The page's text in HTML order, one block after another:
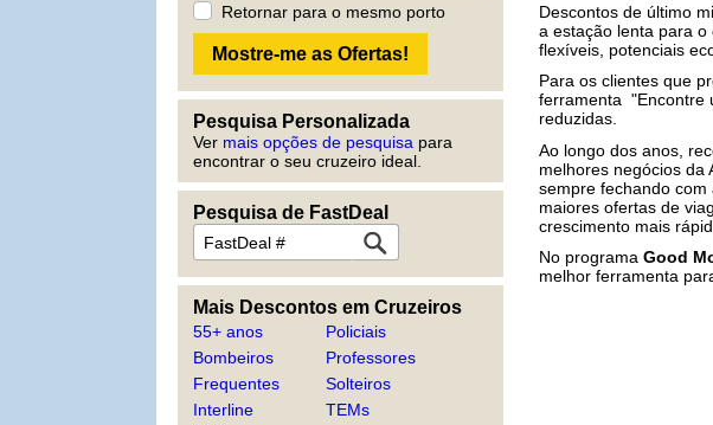
Retornar para o mesmo porto
Pesquisa Personalizada
Ver mais opções de pesquisa para
encontrar o seu cruzeiro ideal.
Pesquisa de FastDeal
Mais Descontos em Cruzeiros
55+ anos
Bombeiros
Frequentes
Interline
Policiais
Professores
Solteiros
TEMs
Descontos de último
a estação lenta para
flexíveis, potenciais
Para os clientes que
ferramenta "Encontre
reduzidas.
Ao longo dos anos,
melhores negócios da
sempre fechando com
maiores ofertas de
crescimento mais
No programa Good
melhor ferramenta